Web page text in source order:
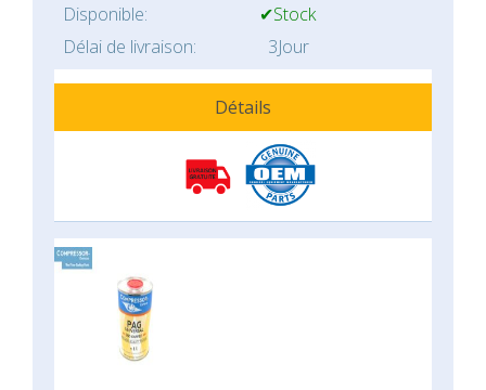
Disponible:
✔Stock
Délai de livraison:
3Jour
Détails